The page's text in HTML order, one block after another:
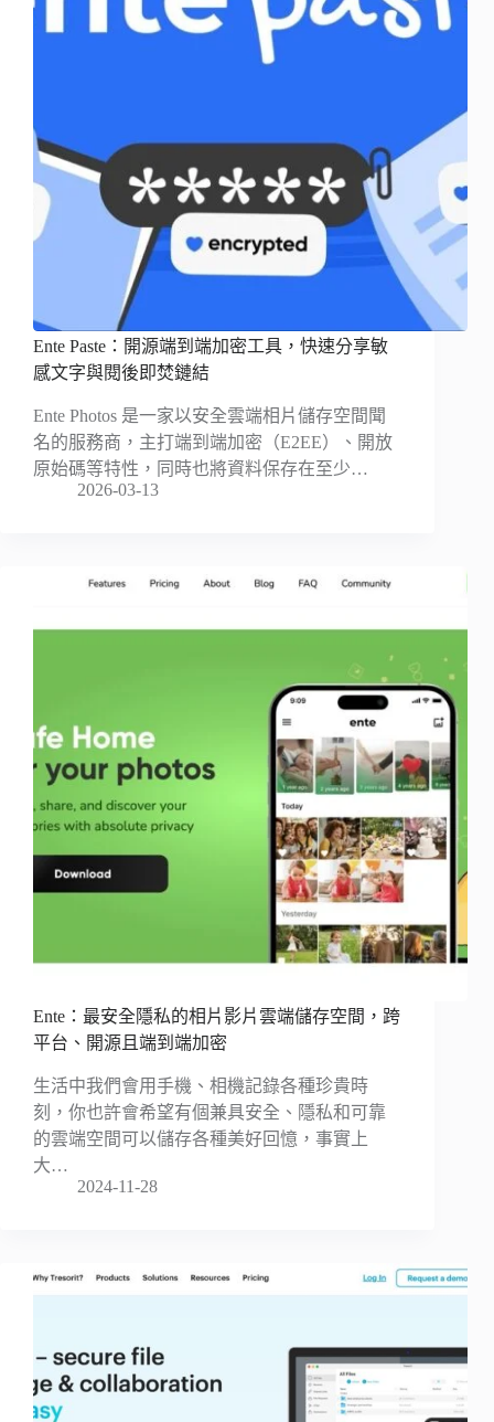
Ente Paste：開源端到端加密工具，快速分享敏
感文字與閱後即焚鏈結
Ente Photos 是一家以安全雲端相片儲存空間聞
名的服務商，主打端到端加密（E2EE）、開放
原始碼等特性，同時也將資料保存在至少…
2026-03-13
Ente：最安全隱私的相片影片雲端儲存空間，跨
平台、開源且端到端加密
生活中我們會用手機、相機記錄各種珍貴時
刻，你也許會希望有個兼具安全、隱私和可靠
的雲端空間可以儲存各種美好回憶，事實上
大…
2024-11-28